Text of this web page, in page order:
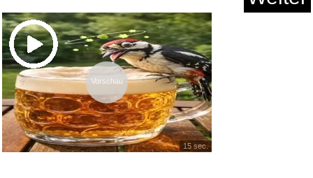
Ragman Herren Doppelpack - 2
T...
Vorschau
15 sec.